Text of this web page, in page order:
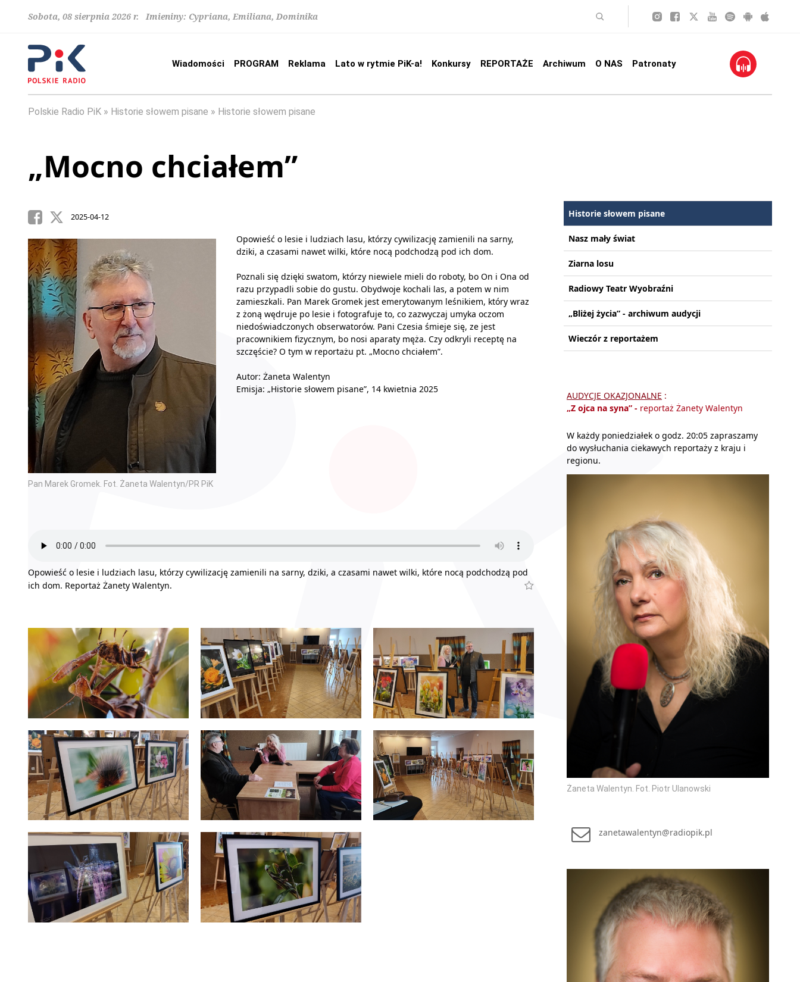
Sobota, 08 sierpnia 2026 r. Imieniny: Cypriana, Emiliana, Dominika
Wiadomości PROGRAM Reklama Lato w rytmie PiK-a! Konkursy REPORTAŻE Archiwum O NAS Patronaty
Polskie Radio PiK Historie słowem pisane Historie słowem pisane
„Mocno chciałem”
2025-04-12
Pan Marek Gromek. Fot. Żaneta Walentyn/PR PiK
Opowieść o lesie i ludziach lasu, którzy cywilizację zamienili na sarny,
dziki, a czasami nawet wilki, które nocą podchodzą pod ich dom.
Poznali się dzięki swatom, którzy niewiele mieli do roboty, bo On i Ona od
razu przypadli sobie do gustu. Obydwoje kochali las, a potem w nim
zamieszkali. Pan Marek Gromek jest emerytowanym leśnikiem, który wraz
z żoną wędruje po lesie i fotografuje to, co zazwyczaj umyka oczom
niedoświadczonych obserwatorów. Pani Czesia śmieje się, ze jest
pracownikiem fizycznym, bo nosi aparaty męża. Czy odkryli receptę na
szczęście? O tym w reportażu pt. „Mocno chciałem”.
Autor: Żaneta Walentyn
Emisja: „Historie słowem pisane”, 14 kwietnia 2025
Opowieść o lesie i ludziach lasu, którzy cywilizację zamienili na sarny, dziki, a czasami nawet wilki, które nocą podchodzą pod
ich dom. Reportaż Żanety Walentyn.
Historie słowem pisane
Nasz mały świat
Ziarna losu
Radiowy Teatr Wyobraźni
„Bliżej życia” - archiwum audycji
Wieczór z reportażem
AUDYCJE OKAZJONALNE :
„Z ojca na syna” - reportaż Żanety Walentyn
W każdy poniedziałek o godz. 20:05 zapraszamy
do wysłuchania ciekawych reportaży z kraju i
regionu.
Żaneta Walentyn. Fot. Piotr Ulanowski
zanetawalentyn@radiopik.pl